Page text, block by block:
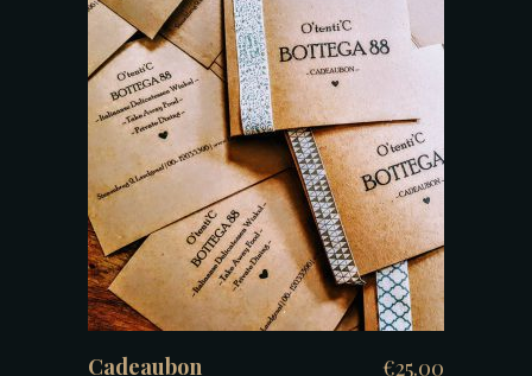
TOEVOEGEN AAN WINKELWAGEN
Cadeaubon
€25.00